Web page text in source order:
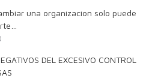
una organizacion solo puede
DEL EXCESIVO CONTROL